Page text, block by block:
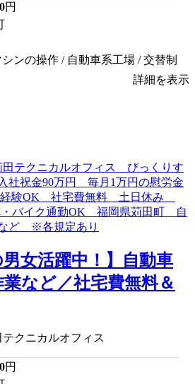
円
ンの操作 / 自動車系工場 / 交替制
詳細を表示
男女活躍中！】自動車
など／社宅費無料＆
テクニカルオフィス
円